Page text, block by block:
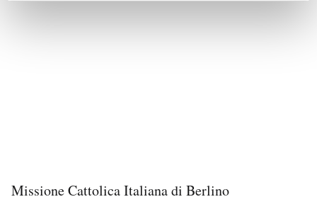
Missione Cattolica Italiana di Berlino